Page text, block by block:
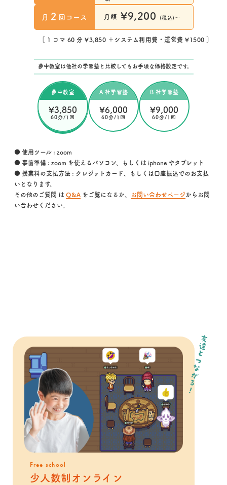
月 2 回コース 月額 ¥9,200 (税込)～
［ 1 コマ 60 分 ¥3,850 ＋システム利用費・運営費 ¥1500 ］
夢中教室は他社の学習塾と比較してもお手頃な価格設定です。
夢中教室
¥3,850
60分/1回
A 社学習塾
¥6,000
60分/1回
B 社学習塾
¥9,000
60分/1回
● 使用ツール : zoom
● 事前準備 : zoom を使えるパソコン、もしくは iphone やタブレット
● 授業料の支払方法 : クレジットカード、もしくは口座振込でのお支払
いとなります。
その他のご質問 はQ&A をご覧になるか、 お問い合わせページ からお問
い合わせください。
Free school
少人数制オンライン
友達とつながる！